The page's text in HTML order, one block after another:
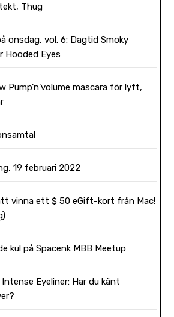
Thug
onsdag, vol. 6: Dagtid Smoky
Hooded Eyes
Pump’n’volume mascara för lyft,
19 februari 2022
vinna ett $ 50 eGift-kort från Mac!
kul på Spacenk MBB Meetup
Intense Eyeliner: Har du känt